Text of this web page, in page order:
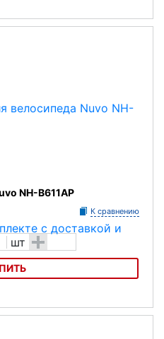
my bike
NH-B611AP
К сравнению
шт +